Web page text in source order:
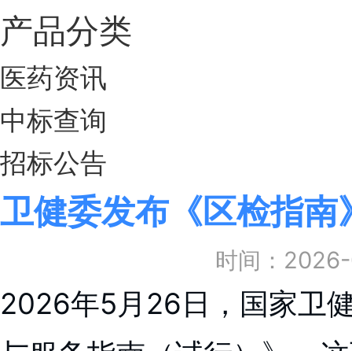
产品分类
医药资讯
中标查询
招标公告
卫健委发布《区检指
时间：
2026年5月26日，国家卫